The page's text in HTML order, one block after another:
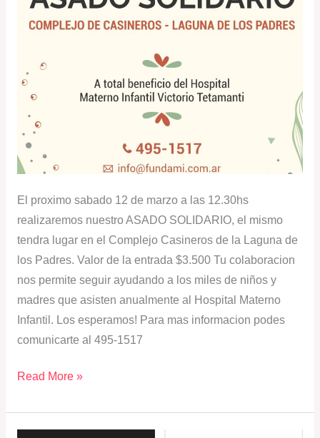
El proximo sabado 12 de marzo a las 12.30hs
realizaremos nuestro ASADO SOLIDARIO, el mismo
tendra lugar en el Complejo Casineros de la Laguna de
los Padres. Valor de la entrada $3.500 Tu colaboracion
nos permite seguir ayudando a los miles de niños y
madres que asisten anualmente al Hospital Materno
Infantil. Los esperamos! Para mas informacion podes
comunicarte al 495-1517
Read More »